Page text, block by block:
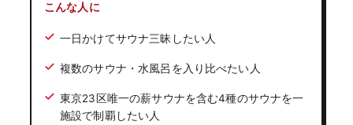
こんな人に
一日かけてサウナ三昧したい人
複数のサウナ・水風呂を入り比べたい人
東京23区唯一の薪サウナを含む4種のサウナを一
施設で制覇したい人